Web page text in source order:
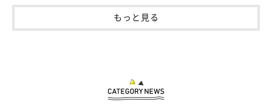
文／marihey
※一部写真はスマホアプリ「まいにちのいぬ・ねこのきもち」で
もっと見る